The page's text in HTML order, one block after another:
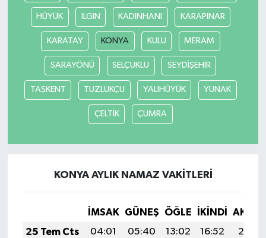
HÜYÜK ILGIN KADINHANI KARAPINAR
KARATAY KONYA KULU MERAM
SARAYÖNÜ SELÇUKLU SEYDİŞEHİR
TAŞKENT TUZLUKÇU YALIHÜYÜK YUNAK
ÇELTİK ÇUMRA
KONYA AYLIK NAMAZ VAKITLERI
İMSAK GÜNEŞ ÖĞLE İKINDI
25 Tem Cts
04:01 05:40 13:02 16:52
20:13